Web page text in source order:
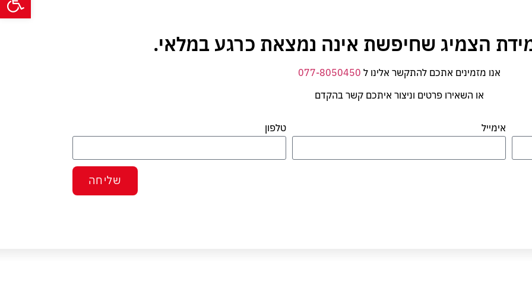
קוד מהירות
הצמיג שחיפשת אינה נמצאת כרגע במלאי.
אנו מזמינים אתכם להתקשר אלינו ל 077-8050450
או השאירו פרטים וניצור איתכם קשר בהקדם
אימייל טלפון
שליחה